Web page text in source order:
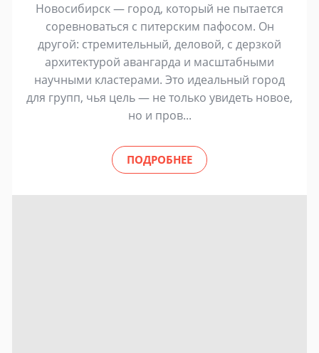
Новосибирск — город, который не пытается
соревноваться с питерским пафосом. Он
другой: стремительный, деловой, с дерзкой
архитектурой авангарда и масштабными
научными кластерами. Это идеальный город
для групп, чья цель — не только увидеть новое,
но и пров...
ПОДРОБНЕЕ